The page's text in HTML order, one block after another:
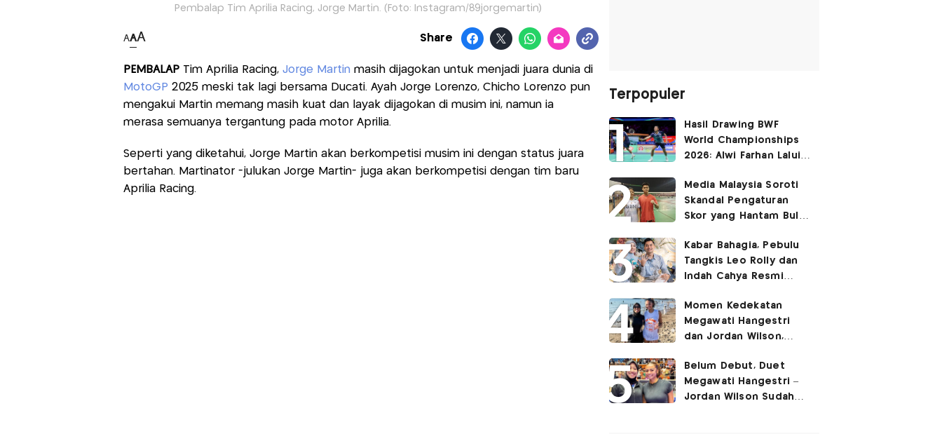
Pembalap Tim Aprilia Racing, Jorge Martin. (Foto: Instagram/89jorgemartin)
AAA Share
PEMBALAP Tim Aprilia Racing,Jorge Martin masih dijagokan untuk menjadi juara dunia di
MotoGP 2025 meski tak lagi bersama Ducati. Ayah Jorge Lorenzo, Chicho Lorenzo pun
mengakui Martin memang masih kuat dan layak dijagokan di musim ini, namun ia
merasa semuanya tergantung pada motor Aprilia.
Seperti yang diketahui, Jorge Martin akan berkompetisi musim ini dengan status juara
bertahan. Martinator -julukan Jorge Martin- juga akan berkompetisi dengan tim baru
Aprilia Racing.
Terpopuler
Hasil Drawing BWF
World Championships
2026: Alwi Farhan Lalui
Dapat Bye
Media Malaysia Soroti
Skandal Pengaturan
Skor yang Hantam Bulu
Libatkan Jafar/Felisha!
Kabar Bahagia, Pebulu
Tangkis Leo Rolly dan
Indah Cahya Resmi
Momen Kedekatan
Megawati Hangestri
dan Jordan Wilson,
Hillstate di Pantai!
Belum Debut, Duet
Megawati Hangestri –
Jordan Wilson Sudah